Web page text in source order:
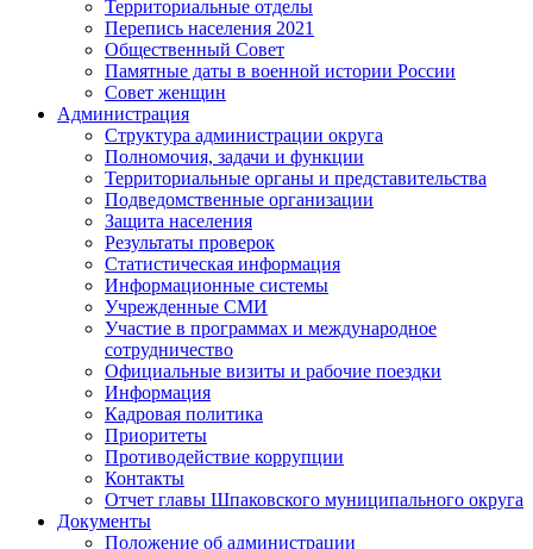
Территориальные отделы
Перепись населения 2021
Общественный Совет
Памятные даты в военной истории России
Совет женщин
Администрация
Структура администрации округа
Полномочия, задачи и функции
Территориальные органы и представительства
Подведомственные организации
Защита населения
Результаты проверок
Статистическая информация
Информационные системы
Учрежденные СМИ
Участие в программах и международное
сотрудничество
Официальные визиты и рабочие поездки
Информация
Кадровая политика
Приоритеты
Противодействие коррупции
Контакты
Отчет главы Шпаковского муниципального округа
Документы
Положение об администрации